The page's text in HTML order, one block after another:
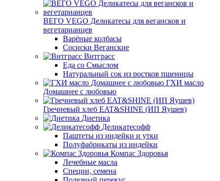
ВЕГО VEGO Деликатесы для вегансков и
вегетарианцев
Варёные колбасы
Сосиски Веганские
Витграсс
Еда со Смыслом
Натуральный сок из ростков пшеницы
ГХИ масло
Домашнее с любовью
Гречневый хлеб EAT&SHINE (ИП Яушев)
Диетика
Деликатесофф
Паштеты из индейки и утки
Полуфабрикаты из индейки
Компас Здоровья
Лечебные масла
Специи, семена